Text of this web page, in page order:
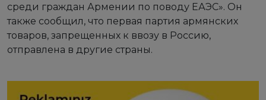
среди граждан Армении по поводу ЕАЭС». Он
также сообщил, что первая партия армянских
товаров, запрещенных к ввозу в Россию,
отправлена в другие страны.